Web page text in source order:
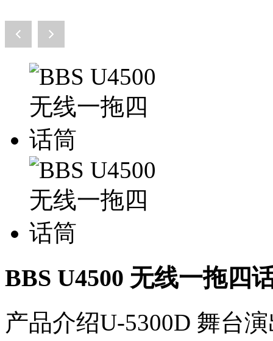
BBS U4500 无线一拖四
产品介绍U-5300D 舞台